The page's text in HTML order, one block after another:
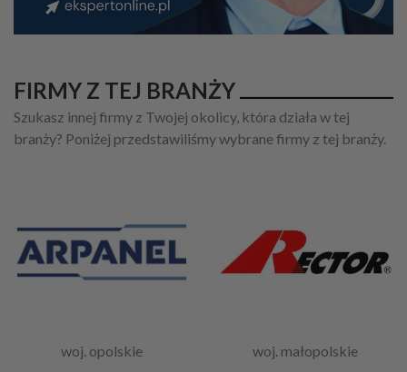
FIRMY Z TEJ BRANŻY
Szukasz innej firmy z Twojej okolicy, która działa w tej
branży? Poniżej przedstawiliśmy wybrane firmy z tej branży.
woj. opolskie woj. małopolskie